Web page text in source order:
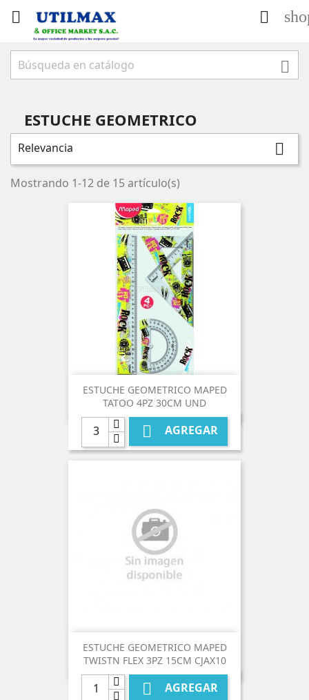
 

ESTUCHE GEOMETRICO
Relevancia 
Mostrando 1-12 de 15 artículo(s)
ESTUCHE GEOMETRICO MAPED
TATOO 4PZ 30CM UND
 AGREGAR
ESTUCHE GEOMETRICO MAPED
TWISTN FLEX 3PZ 15CM CJAX10
 AGREGAR